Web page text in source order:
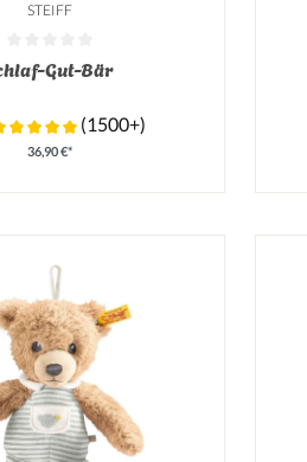
STEIFF
Bewertung von 0 von 5 Sternen
Gut-Bär
(1500+)
36,90 €*